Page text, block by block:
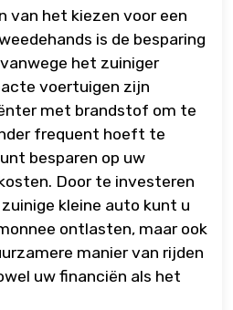
van het kiezen voor een
is de besparing
het zuiniger
voertuigen zijn
met brandstof om te
frequent hoeft te
besparen op uw
Door te investeren
kleine auto kunt u
ontlasten, maar ook
manier van rijden
uw financiën als het